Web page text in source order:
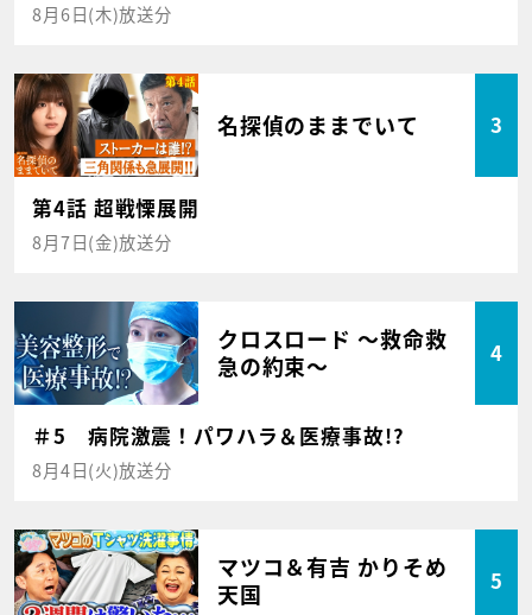
8月6日(木)放送分
名探偵のままでいて 3
第4話 超戦慄展開
8月7日(金)放送分
クロスロード ～救命救
急の約束～
4
＃5 病院激震！パワハラ＆医療事故!?
8月4日(火)放送分
マツコ＆有吉 かりそめ
天国
5